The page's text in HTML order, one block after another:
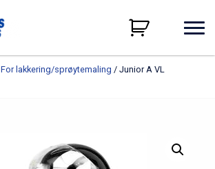
For lakkering/sprøytemaling / Junior A VL